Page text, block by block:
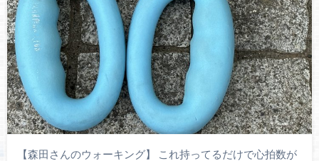
【森田さんのウォーキング】 これ持ってるだけで心拍数が